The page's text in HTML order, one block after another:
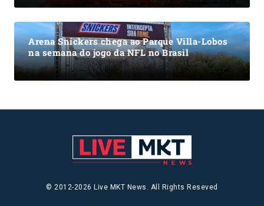
Arena Snickers chega ao Parque Villa-Lobos
na semana do jogo da NFL no Brasil
© 2012-2026 Live MKT News. All Rights Reseved